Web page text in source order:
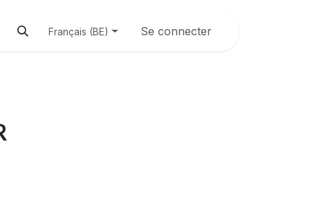
Français (BE) Se connecter